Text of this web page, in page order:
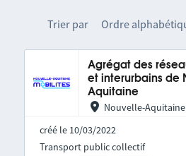
Trier par Ordre
Agrégat des
et interurbains de
Aquitaine
Nouvelle-Aquitaine
créé le 10/03/2022
Transport public collectif